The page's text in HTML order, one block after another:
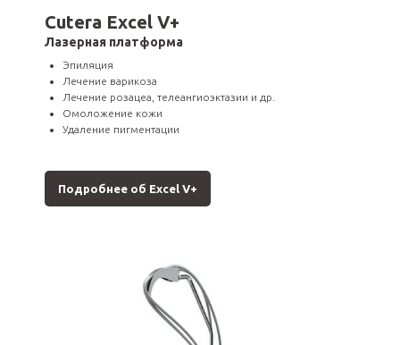
Cutera Excel V+
Лазерная платформа
Эпиляция
Лечение варикоза
Лечение розацеа, телеангиоэктазии и др.
Омоложение кожи
Удаление пигментации
Подробнее об Excel V+